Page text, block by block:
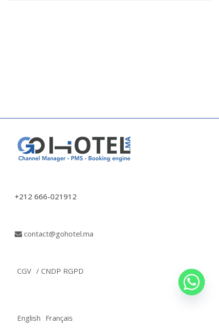
+212 666-021912
contact@gohotel.ma
CGV / CNDP RGPD
English Français